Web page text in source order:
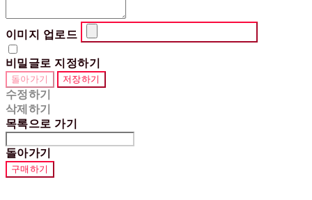
이미지 업로드
비밀글로 지정하기
돌아가기 저장하기
수정하기
삭제하기
목록으로 가기
돌아가기
구매하기